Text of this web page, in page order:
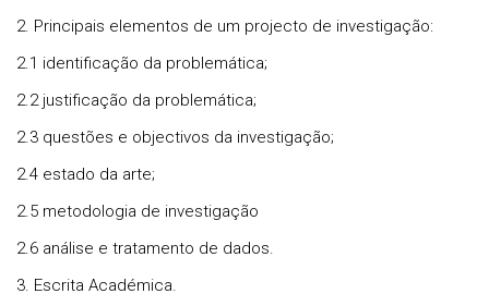
2. Principais elementos de um projecto de investigação:
2.1 identificação da problemática;
2.2 justificação da problemática;
2.3 questões e objectivos da investigação;
2.4 estado da arte;
2.5 metodologia de investigação
2.6 análise e tratamento de dados.
3. Escrita Académica.